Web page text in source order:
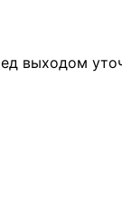
выходом